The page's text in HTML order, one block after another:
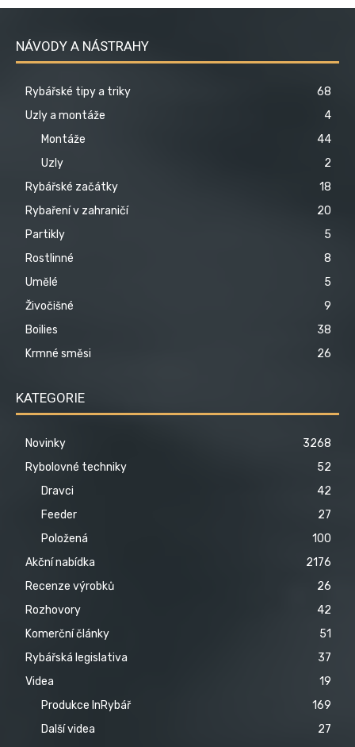
NÁVODY A NÁSTRAHY
Rybářské tipy a triky
68
Uzly a montáže
4
Montáže
44
Uzly
2
Rybářské začátky
18
Rybaření v zahraničí
20
Partikly
5
Rostlinné
8
Umělé
5
Živočišné
9
Boilies
38
Krmné směsi
26
KATEGORIE
Novinky
3268
Rybolovné techniky
52
Dravci
42
Feeder
27
Položená
100
Akční nabídka
2176
Recenze výrobků
26
Rozhovory
42
Komerční články
51
Rybářská legislativa
37
Videa
19
Produkce InRybář
169
Další videa
27